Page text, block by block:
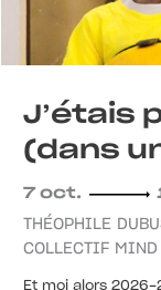
J’étais
(dans
7 oct.
THÉOPHILE
COLLECTIF MIND
Et moi alors 2026-